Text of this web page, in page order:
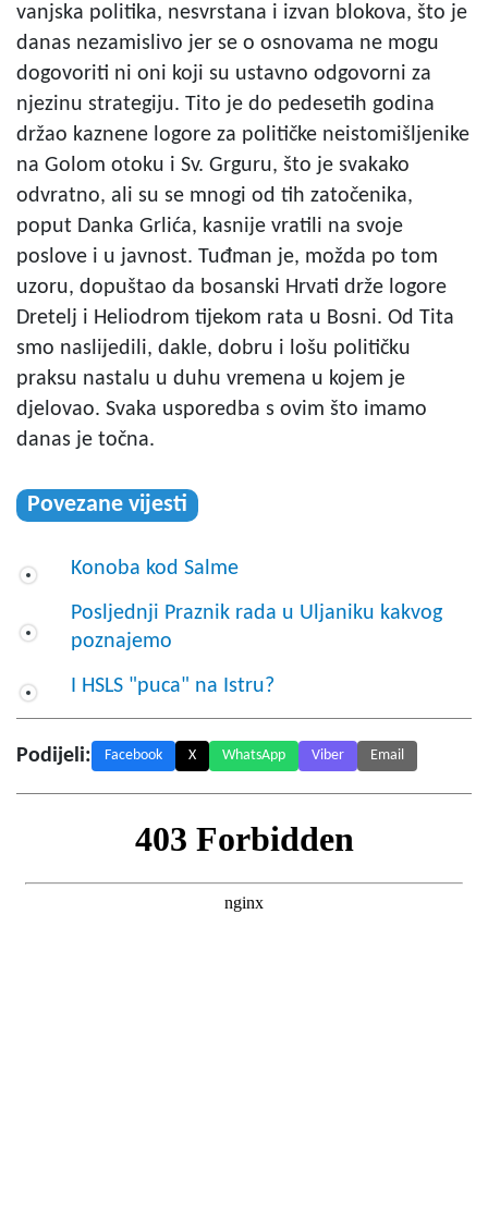
vanjska politika, nesvrstana i izvan blokova, što je
danas nezamislivo jer se o osnovama ne mogu
dogovoriti ni oni koji su ustavno odgovorni za
njezinu strategiju. Tito je do pedesetih godina
držao kaznene logore za političke neistomišljenike
na Golom otoku i Sv. Grguru, što je svakako
odvratno, ali su se mnogi od tih zatočenika,
poput Danka Grlića, kasnije vratili na svoje
poslove i u javnost. Tuđman je, možda po tom
uzoru, dopuštao da bosanski Hrvati drže logore
Dretelj i Heliodrom tijekom rata u Bosni. Od Tita
smo naslijedili, dakle, dobru i lošu političku
praksu nastalu u duhu vremena u kojem je
djelovao. Svaka usporedba s ovim što imamo
danas je točna.
Povezane vijesti
Konoba kod Salme
Posljednji Praznik rada u Uljaniku kakvog
poznajemo
I HSLS "puca" na Istru?
Podijeli: Facebook X WhatsApp Viber Email